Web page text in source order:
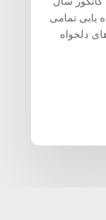
و راه یابی تمامی
دلخواه